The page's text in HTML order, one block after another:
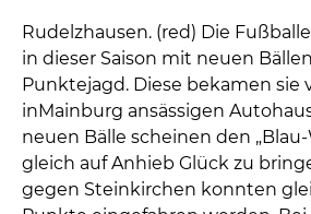
Rudelzhausen. (red) Die
in dieser Saison mit neuen
Punktejagd. Diese bekamen sie
inMainburg ansässigen
neuen Bälle scheinen den
gleich auf Anhieb Glück zu
gegen Steinkirchen konnten